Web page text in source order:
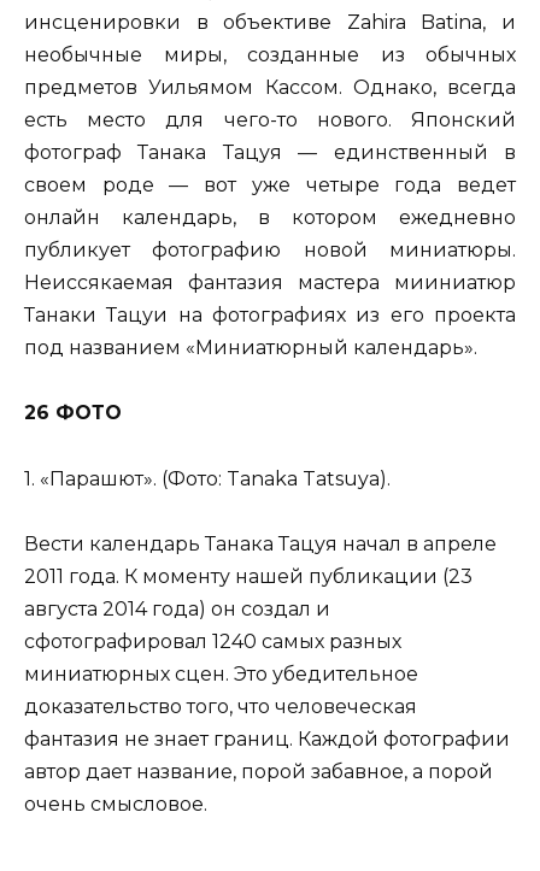
инсценировки в объективе Zahira Batina, и
необычные миры, созданные из обычных
предметов Уильямом Кассом. Однако, всегда
есть место для чего-то нового. Японский
фотограф Танака Тацуя — единственный в
своем роде — вот уже четыре года ведет
онлайн календарь, в котором ежедневно
публикует фотографию новой миниатюры.
Неиссякаемая фантазия мастера мииниатюр
Танаки Тацуи на фотографиях из его проекта
под названием «Миниатюрный календарь».
26 ФОТО
1. «Парашют». (Фото: Tanaka Tatsuya).
Вести календарь Танака Тацуя начал в апреле
2011 года. К моменту нашей публикации (23
августа 2014 года) он создал и
сфотографировал 1240 самых разных
миниатюрных сцен. Это убедительное
доказательство того, что человеческая
фантазия не знает границ. Каждой фотографии
автор дает название, порой забавное, а порой
очень смысловое.